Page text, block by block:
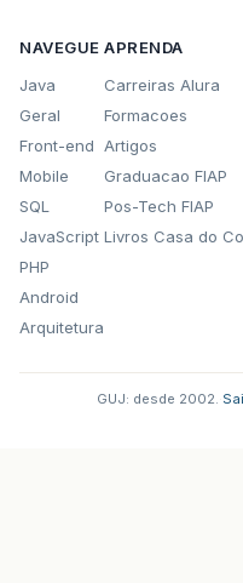
NAVEGUE
Java
Geral
Front-end
Mobile
SQL
JavaScript
PHP
Android
Arquitetura
APRENDA
Carreiras Alura
Formacoes
Artigos
Graduacao FIAP
Pos-Tech FIAP
Livros Casa do
GUJ: desde 2002.